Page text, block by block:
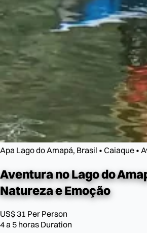
Apa Lago do Amapá, Brasil • Caiaque •
Aventura no Lago do
Natureza e Emoção
US$ 31 Per Person
4 a 5 horas Duration